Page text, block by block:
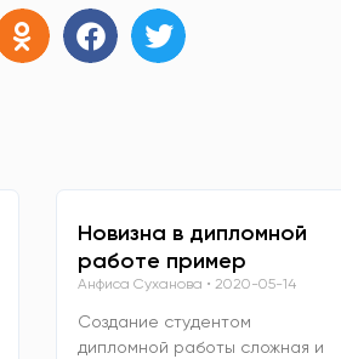
Новизна в дипломной
работе пример
Анфиса Суханова 2020-05-14
Создание студентом
дипломной работы сложная и